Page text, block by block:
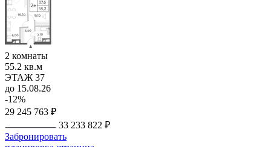
2 комнаты
55.2 кв.м
ЭТАЖ 37
до 15.08.26
-12%
29 245 763 ₽
33 233 822 ₽
Забронировать